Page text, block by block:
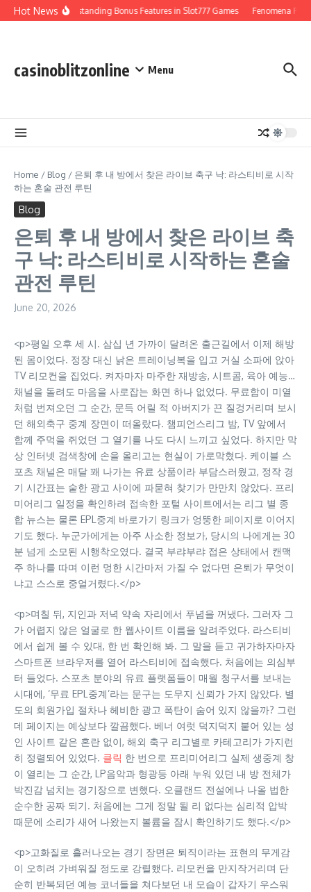
Skip to content
Hot NewsUnderstanding Bonus Features in Slot777 Games Fenomena
casinoblitzonline Menu
Home / Blog / 은퇴 후 내 방에서 찾은 라이브 축구 낙: 라스티비로 시작
하는 혼술 관전 루틴
Blog
은퇴 후 내 방에서 찾은 라이브 축
구 낙: 라스티비로 시작하는 혼술
관전 루틴
June 20, 2026
<p>평일 오후 세 시. 삼십 년 가까이 달려온 출근길에서 이제 해방
된 몸이었다. 정장 대신 낡은 트레이닝복을 입고 거실 소파에 앉아
TV 리모컨을 집었다. 켜자마자 마주한 재방송, 시트콤, 육아 예능…
채널을 돌려도 마음을 사로잡는 화면 하나 없었다. 무료함이 미열
처럼 번져오던 그 순간, 문득 어릴 적 아버지가 끈 질겅거리며 보시
던 해외축구 중계 장면이 떠올랐다. 챔피언스리그 밤, TV 앞에서
함께 주먹을 쥐었던 그 열기를 나도 다시 느끼고 싶었다. 하지만 막
상 인터넷 검색창에 손을 올리고는 현실이 가로막혔다. 케이블 스
포츠 채널은 매달 꽤 나가는 유료 상품이라 부담스러웠고, 정작 경
기 시간표는 숱한 광고 사이에 파묻혀 찾기가 만만치 않았다. 프리
미어리그 일정을 확인하려 접속한 포털 사이트에서는 리그 별 종
합 뉴스는 물론 EPL중계 바로가기 링크가 엉뚱한 페이지로 이어지
기도 했다. 누군가에게는 아주 사소한 정보가, 당시의 나에게는 30
분 넘게 소모된 시행착오였다. 결국 부랴부랴 접은 상태에서 캔맥
주 하나를 따며 이런 멍한 시간마저 가질 수 없다면 은퇴가 무엇이
냐고 스스로 중얼거렸다.</p>
<p>며칠 뒤, 지인과 저녁 약속 자리에서 푸념을 꺼냈다. 그러자 그
가 어렵지 않은 얼굴로 한 웹사이트 이름을 알려주었다. 라스티비
에서 쉽게 볼 수 있대, 한 번 확인해 봐. 그 말을 듣고 귀가하자마자
스마트폰 브라우저를 열어 라스티비에 접속했다. 처음에는 의심부
터 들었다. 스포츠 분야의 유료 플랫폼들이 매월 청구서를 보내는
시대에, ‘무료 EPL중계’라는 문구는 도무지 신뢰가 가지 않았다. 별
도의 회원가입 절차나 헤비한 광고 폭탄이 숨어 있지 않을까? 그런
데 페이지는 예상보다 깔끔했다. 베너 여럿 덕지덕지 붙어 있는 성
인 사이트 같은 혼란 없이, 해외 축구 리그별로 카테고리가 가지런
히 정렬되어 있었다. 클릭 한 번으로 프리미어리그 실제 생중계 창
이 열리는 그 순간, LP음악과 형광등 아래 누워 있던 내 방 전체가
박진감 넘치는 경기장으로 변했다. 오클랜드 전설에나 나올 법한
순수한 공짜 되기. 처음에는 그게 정말 될 리 없다는 심리적 압박
때문에 소리가 새어 나왔는지 볼륨을 잠시 확인하기도 했다.</p>
<p>고화질로 흘러나오는 경기 장면은 퇴직이라는 표현의 무게감
이 오히려 가벼워질 정도로 강렬했다. 리모컨을 만지작거리며 단
순히 반복되던 예능 코너들을 쳐다보던 내 모습이 갑자기 우스워